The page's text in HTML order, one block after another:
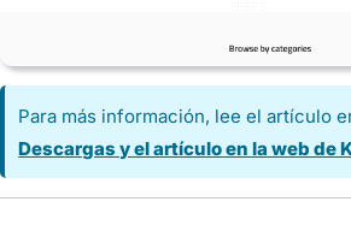
Para más información, lee el artículo
Descargas y el artículo en la web de